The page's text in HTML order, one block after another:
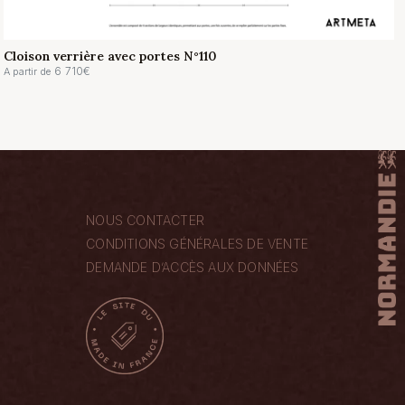
Cloison verrière avec portes N°110
A partir de 6 710€
NOUS CONTACTER
CONDITIONS GÉNÉRALES DE VENTE
DEMANDE D’ACCÈS AUX DONNÉES